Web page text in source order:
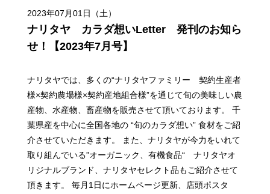
2023年07月01日（土）
ナリタヤ カラダ想いLetter 発刊のお知ら
せ！【2023年7月号】
ナリタヤでは、多くの“ナリタヤファミリー 契約生産者
様×契約農場様×契約産地組合様”を通じて旬の美味しい農
産物、水産物、畜産物を販売させて頂いております。 千
葉県産を中心に全国各地の “旬のカラダ想い” 食材をご紹
介させていただきます。 また、ナリタヤが今力をいれて
取り組んでいる”オーガニック、有機食品“ ナリタヤオ
リジナルブランド、 ナリタヤセレクト品もご紹介させて
頂きます。 毎月1日にホームページ更新、店頭ポスタ